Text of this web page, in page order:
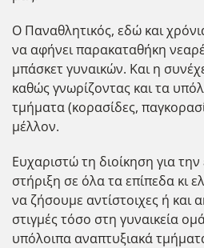
Ο Παναθλητικός, εδώ και
να αφήνει παρακαταθήκη
μπάσκετ γυναικών. Και η
καθώς γνωρίζοντας και τα
τμήματα (κορασίδες,
μέλλον.
Ευχαριστώ τη διοίκηση για
στήριξη σε όλα τα επίπεδα κι
να ζήσουμε αντίστοιχες ή και
στιγμές τόσο στη γυναικεία
υπόλοιπα αναπτυξιακά